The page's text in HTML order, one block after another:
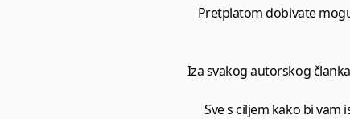
Pretplatom dobivate
Iza svakog autorskog
Sve s ciljem kako bi